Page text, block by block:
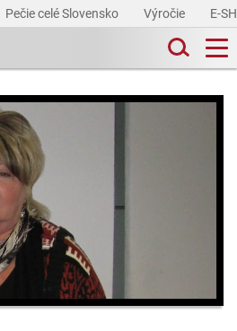
Pečie celé Slovensko Výročie E-